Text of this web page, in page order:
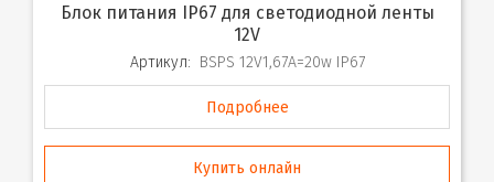
Блок питания IP67 для светодиодной ленты
12V
Артикул: BSPS 12V1,67A=20w IP67
Подробнее
Купить онлайн